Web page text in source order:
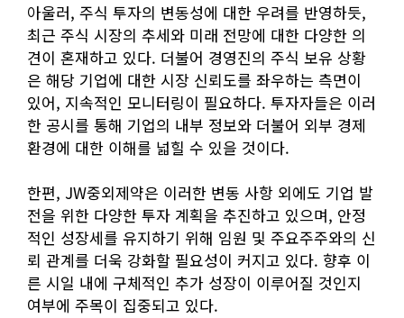
아울러, 주식 투자의 변동성에 대한 우려를 반영하듯,
최근 주식 시장의 추세와 미래 전망에 대한 다양한 의
견이 혼재하고 있다. 더불어 경영진의 주식 보유 상황
은 해당 기업에 대한 시장 신뢰도를 좌우하는 측면이
있어, 지속적인 모니터링이 필요하다. 투자자들은 이러
한 공시를 통해 기업의 내부 정보와 더불어 외부 경제
환경에 대한 이해를 넓힐 수 있을 것이다.
한편, JW중외제약은 이러한 변동 사항 외에도 기업 발
전을 위한 다양한 투자 계획을 추진하고 있으며, 안정
적인 성장세를 유지하기 위해 임원 및 주요주주와의 신
뢰 관계를 더욱 강화할 필요성이 커지고 있다. 향후 이
른 시일 내에 구체적인 추가 성장이 이루어질 것인지
여부에 주목이 집중되고 있다.